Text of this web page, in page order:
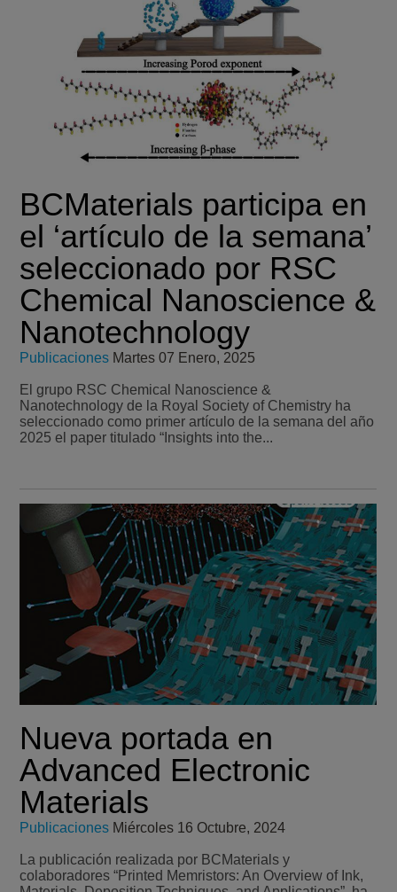
BCMaterials participa en
el ‘artículo de la semana’
seleccionado por RSC
Chemical Nanoscience &
Nanotechnology
Publicaciones Martes 07 Enero, 2025
El grupo RSC Chemical Nanoscience &
Nanotechnology de la Royal Society of Chemistry ha
seleccionado como primer artículo de la semana del año
2025 el paper titulado “Insights into the...
Nueva portada en
Advanced Electronic
Materials
Publicaciones Miércoles 16 Octubre, 2024
La publicación realizada por BCMaterials y
colaboradores “Printed Memristors: An Overview of Ink,